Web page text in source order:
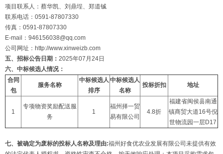
项目联系人：蔡华凯、刘鼎埕、郑道铖
联系电话：0591-87807330
传真：0591-87807330
E-mail：946156038@qq.com
公司网址：http://www.xinweizb.com
五、招标公告日期： 2025年07月24日
六、中标候选人情况：
合同
包
服务名称
中标候选人
排序
中标候选人
名称
投标折扣 地址
1
专项物资奖励配送服
务
1
福州择一贸
易有限公司
4.8折
福建省闽侯县南通
镇商贸大道16号倪
世物流园一层D17
七、被确定为废标的投标人名称及理由:福州好食优农业发展有限公司未提供有效